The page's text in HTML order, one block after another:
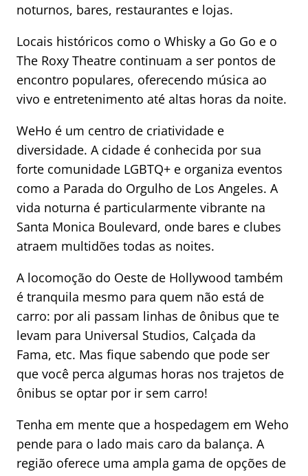
noturnos, bares, restaurantes e lojas.
Locais históricos como o Whisky a Go Go e o
The Roxy Theatre continuam a ser pontos de
encontro populares, oferecendo música ao
vivo e entretenimento até altas horas da noite.
WeHo é um centro de criatividade e
diversidade. A cidade é conhecida por sua
forte comunidade LGBTQ+ e organiza eventos
como a Parada do Orgulho de Los Angeles. A
vida noturna é particularmente vibrante na
Santa Monica Boulevard, onde bares e clubes
atraem multidões todas as noites.
A locomoção do Oeste de Hollywood também
é tranquila mesmo para quem não está de
carro: por ali passam linhas de ônibus que te
levam para Universal Studios, Calçada da
Fama, etc. Mas fique sabendo que pode ser
que você perca algumas horas nos trajetos de
ônibus se optar por ir sem carro!
Tenha em mente que a hospedagem em Weho
pende para o lado mais caro da balança. A
região oferece uma ampla gama de opções de